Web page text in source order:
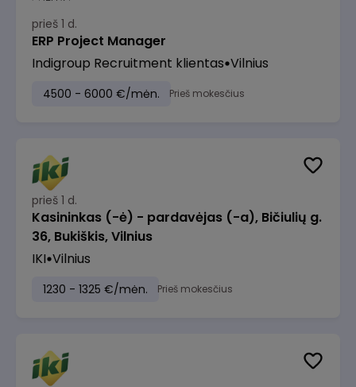
prieš 1 d.
ERP Project Manager
Indigroup Recruitment klientas Vilnius
4500 - 6000 €/mėn. Prieš mokesčius
prieš 1 d.
Kasininkas (-ė) - pardavėjas (-a), Bičiulių g.
36, Bukiškis, Vilnius
IKI Vilnius
1230 - 1325 €/mėn. Prieš mokesčius